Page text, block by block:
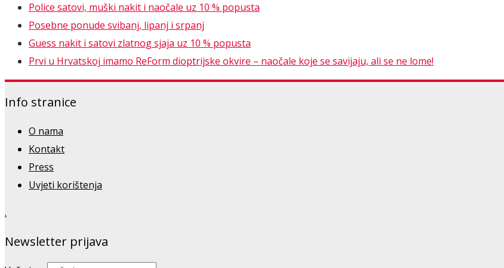
Police satovi, muški nakit i naočale uz 10 % popusta
Posebne ponude svibanj, lipanj i srpanj
Guess nakit i satovi zlatnog sjaja uz 10 % popusta
Prvi u Hrvatskoj imamo ReForm dioptrijske okvire – naočale koje se savijaju, ali se ne lome!
Info stranice
O nama
Kontakt
Press
Uvjeti korištenja
.
Newsletter prijava